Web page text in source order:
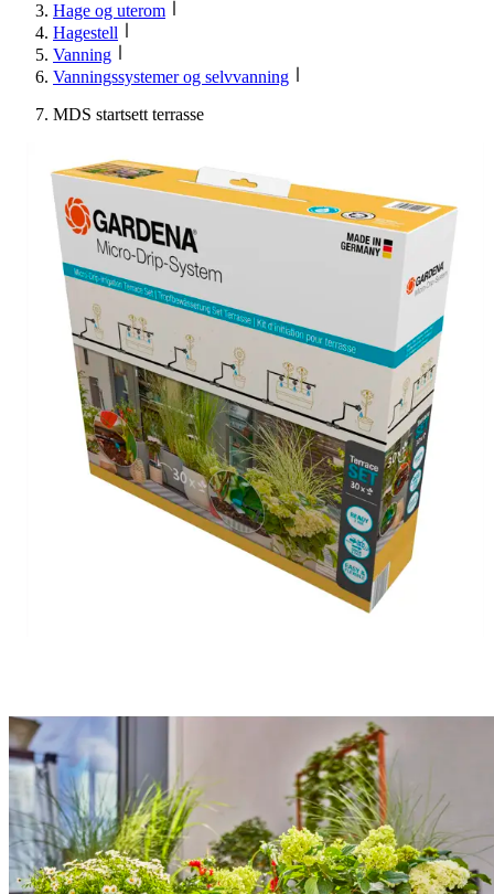
Hage og uterom
Hagestell
Vanning
Vanningssystemer og selvvanning
MDS startsett terrasse